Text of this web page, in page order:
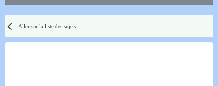
Aller sur la liste des sujets